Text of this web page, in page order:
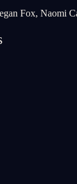
Fox, Naomi